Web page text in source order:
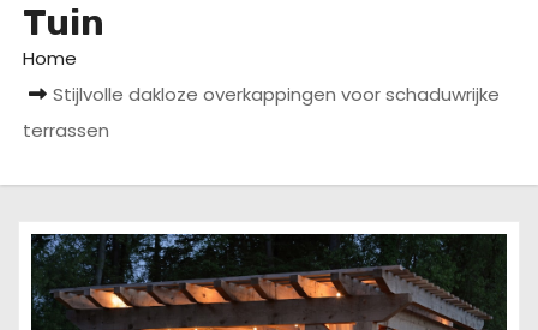
Tuin
Home
Stijlvolle dakloze overkappingen voor schaduwrijke
terrassen